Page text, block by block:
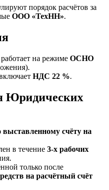
порядок расчётов за
ООО «ТехНН».
работает на режиме ОСНО
НДС 22 %.
Юридических
выставленному счёту на
в течение 3‑х рабочих
только после
на расчётный счёт